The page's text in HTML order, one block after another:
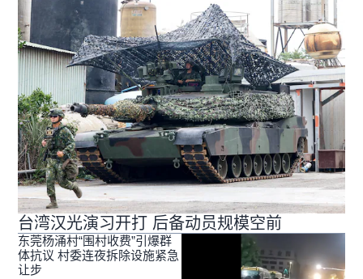
台湾汉光演习开打 后备动员规模空前
东莞杨涌村“围村收费”引爆群
体抗议 村委连夜拆除设施紧急
让步